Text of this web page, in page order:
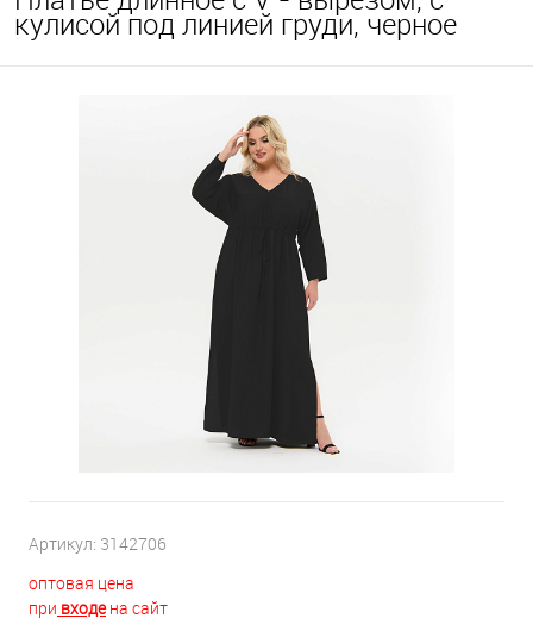
кулисой под линией груди, черное
Артикул: 3142706
оптовая цена
при входена сайт